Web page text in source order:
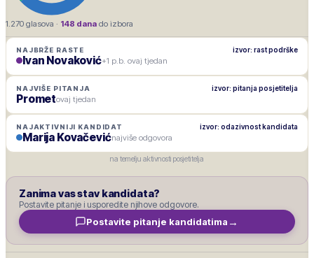
1.270 glasova · 148 dana do izbora
NAJBRŽE RASTE izvor: rast podrške
Ivan Novaković+1 p.b. ovaj tjedan
NAJVIŠE PITANJA izvor: pitanja posjetitelja
Prometovaj tjedan
NAJAKTIVNIJI KANDIDAT izvor: odazivnost kandidata
Marija Kovačevićnajviše odgovora
na temelju aktivnosti posjetitelja
Zanima vas stav kandidata?
Postavite pitanje i usporedite njihove odgovore.
Postavite pitanje kandidatima →